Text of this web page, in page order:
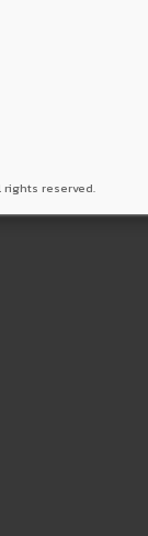
rights reserved.